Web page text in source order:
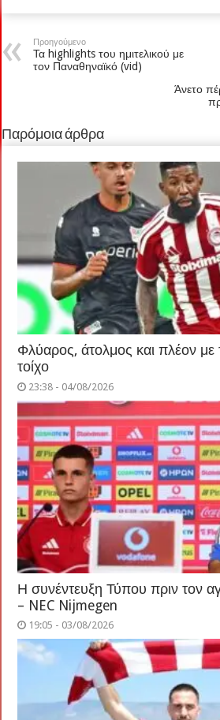
Προηγούμενο
Τα highlights του ημιτελικού με
τον Παναθηναϊκό (vid)
Άνετο
Παρόμοια άρθρα
Φλύαρος, άτολμος και πλέον με
τοίχο
23:38 - 04/08/2026
Η συνέντευξη Τύπου πριν τον
– NEC Nijmegen
19:05 - 03/08/2026